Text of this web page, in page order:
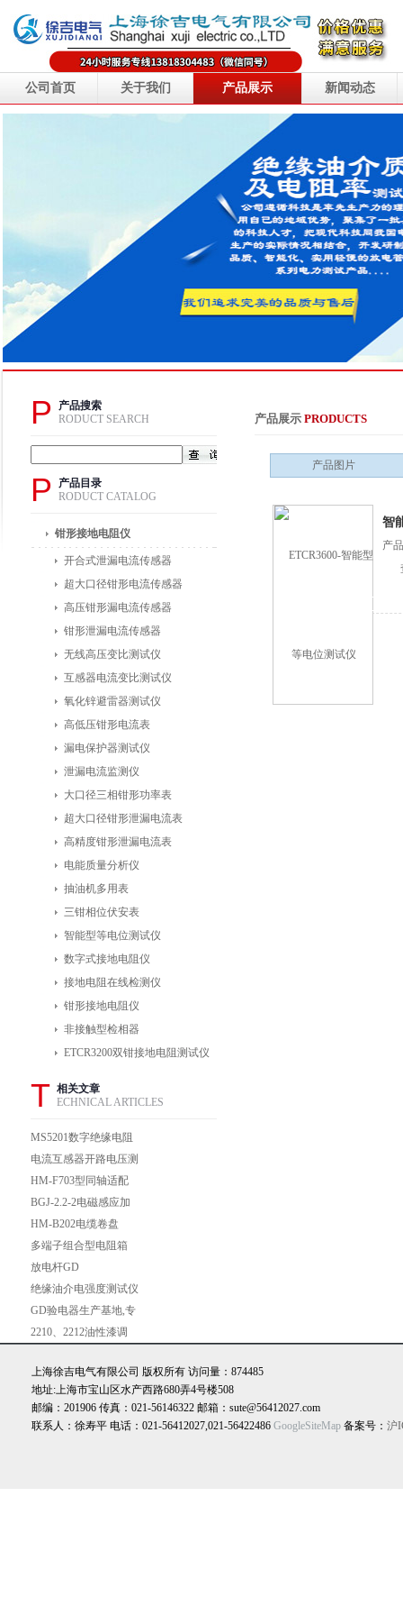
公司首页 关于我们 产品展示 新闻动态
P
产品搜索
RODUCT SEARCH
P
产品目录
RODUCT CATALOG
钳形接地电阻仪
开合式泄漏电流传感器
超大口径钳形电流传感器
高压钳形漏电流传感器
钳形泄漏电流传感器
无线高压变比测试仪
互感器电流变比测试仪
氧化锌避雷器测试仪
高低压钳形电流表
漏电保护器测试仪
泄漏电流监测仪
大口径三相钳形功率表
超大口径钳形泄漏电流表
高精度钳形泄漏电流表
电能质量分析仪
抽油机多用表
三钳相位伏安表
智能型等电位测试仪
数字式接地电阻仪
接地电阻在线检测仪
钳形接地电阻仪
非接触型检相器
ETCR3200双钳接地电阻测试仪
T 相关文章
ECHNICAL ARTICLES
MS5201数字绝缘电阻
测试仪
电流互感器开路电压测
试仪
HM-F703型同轴适配
器
BGJ-2.2-2电磁感应加
热器
HM-B202电缆卷盘
多端子组合型电阻箱
放电杆GD
绝缘油介电强度测试仪
试油原因以及处理方法
GD验电器生产基地,专
业生产验电器,低价验
2210、2212油性漆调
产品展示 PRODUCTS
产品图片
智
产
上海徐吉电气有限公司 版权所有 访问量：874485
地址:上海市宝山区水产西路680弄4号楼508
邮编：201906 传真：021-56146322 邮箱：sute@56412027.com
联系人：徐寿平 电话：021-56412027,021-56422486 GoogleSiteMap 备案号： 沪